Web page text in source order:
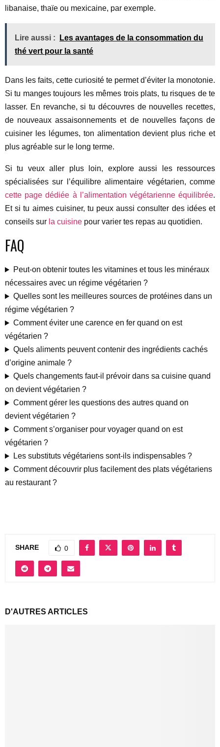
libanaise, thaïe ou mexicaine, par exemple.
Lire aussi :
Les avantages de la consommation du
thé vert pour la santé
Dans les faits, cette curiosité te permet d’éviter la monotonie.
Si tu manges toujours les mêmes trois plats, tu risques de te
lasser. En revanche, si tu découvres de nouvelles recettes,
de nouveaux assaisonnements et de nouvelles façons de
cuisiner les légumes, ton alimentation devient plus riche et
plus agréable sur le long terme.
Si tu veux aller plus loin, explore aussi les ressources
spécialisées sur l’équilibre alimentaire végétarien, comme
cette page dédiée à l’alimentation végétarienne équilibrée.
Et si tu aimes cuisiner, tu peux aussi consulter des idées et
conseils sur la cuisine pour varier tes repas au quotidien.
FAQ
Peut-on obtenir toutes les vitamines et tous les minéraux
nécessaires avec un régime végétarien ?
Quelles sont les meilleures sources de protéines dans un
régime végétarien ?
Comment éviter une carence en fer quand on est
végétarien ?
Quels aliments peuvent contenir des ingrédients cachés
d’origine animale ?
Quels changements faut-il prévoir dans sa cuisine quand
on devient végétarien ?
Comment gérer les questions des autres quand on
devient végétarien ?
Comment s’organiser pour voyager quand on est
végétarien ?
Les substituts végétariens sont-ils indispensables ?
Comment découvrir plus facilement des plats végétariens
au restaurant ?
SHARE 0
D'AUTRES ARTICLES